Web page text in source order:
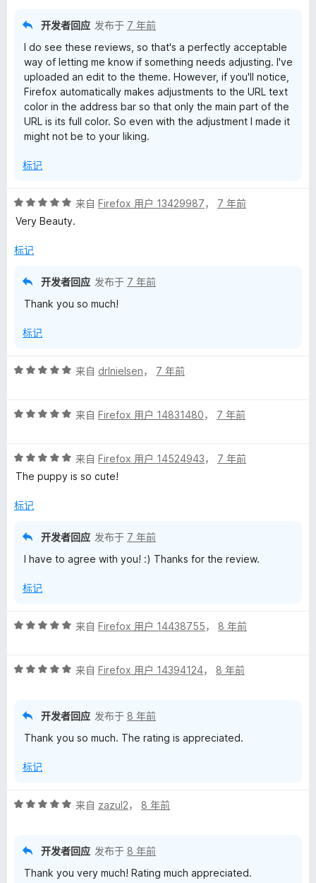
开发者回应 发布于 7 年前
I do see these reviews, so that's a perfectly acceptable
way of letting me know if something needs adjusting. I've
uploaded an edit to the theme. However, if you'll notice,
Firefox automatically makes adjustments to the URL text
color in the address bar so that only the main part of the
URL is its full color. So even with the adjustment I made it
might not be to your liking.
标记
评
分
/
来自 Firefox 用户 13429987， 7 年前
Very Beauty.
标记
开发者回应 发布于 7 年前
Thank you so much!
标记
评
/
来自 drlnielsen， 7 年前
评
/
5
来自 Firefox 用户 14831480， 7 年前
评
分
/
来自 Firefox 用户 14524943， 7 年前
The puppy is so cute!
标记
开发者回应 发布于 7 年前
I have to agree with you! :) Thanks for the review.
标记
评
/
来自 Firefox 用户 14438755， 8 年前
评
来自 Firefox 用户 14394124， 8 年前
开发者回应 发布于 8 年前
Thank you so much. The rating is appreciated.
标记
评
来自 zazul2， 8 年前
开发者回应 发布于 8 年前
Thank you very much! Rating much appreciated.